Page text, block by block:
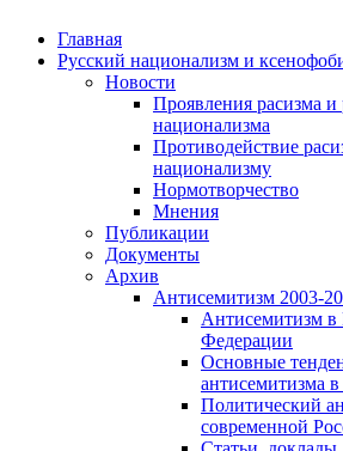
Главная
Русский национализм и
Новости
Проявления расизма и
национализма
Противодействие
национализму
Нормотворчество
Мнения
Публикации
Документы
Архив
Антисемитизм 2003-
Антисемитизм в
Федерации
Основные
антисемитизма
Политический
современной